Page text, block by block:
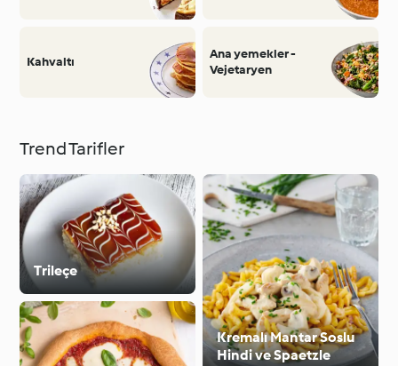
Kahvaltı
Ana yemekler -
Vejetaryen
Trend Tarifler
Trileçe
Kremalı Mantar Soslu
Hindi ve Spaetzle